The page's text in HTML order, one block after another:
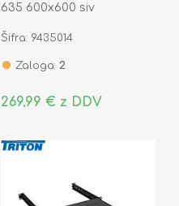
635 600x600 siv
Šifra: 9435014
Zaloga: 2
269,99 € z DDV